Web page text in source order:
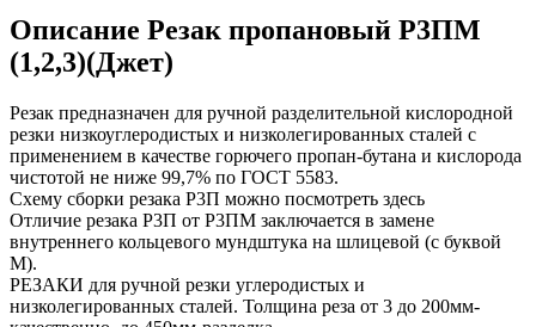
Описание Резак пропановый Р3ПМ
(1,2,3)(Джет)
Резак предназначен для ручной разделительной кислородной
резки низкоуглеродистых и низколегированных сталей с
применением в качестве горючего пропан-бутана и кислорода
чистотой не ниже 99,7% по ГОСТ 5583.
Схему сборки резака Р3П можно посмотреть здесь
Отличие резака Р3П от Р3ПМ заключается в замене
внутреннего кольцевого мундштука на шлицевой (с буквой
М).
РЕЗАКИ для ручной резки углеродистых и
низколегированных сталей. Толщина реза от 3 до 200мм-